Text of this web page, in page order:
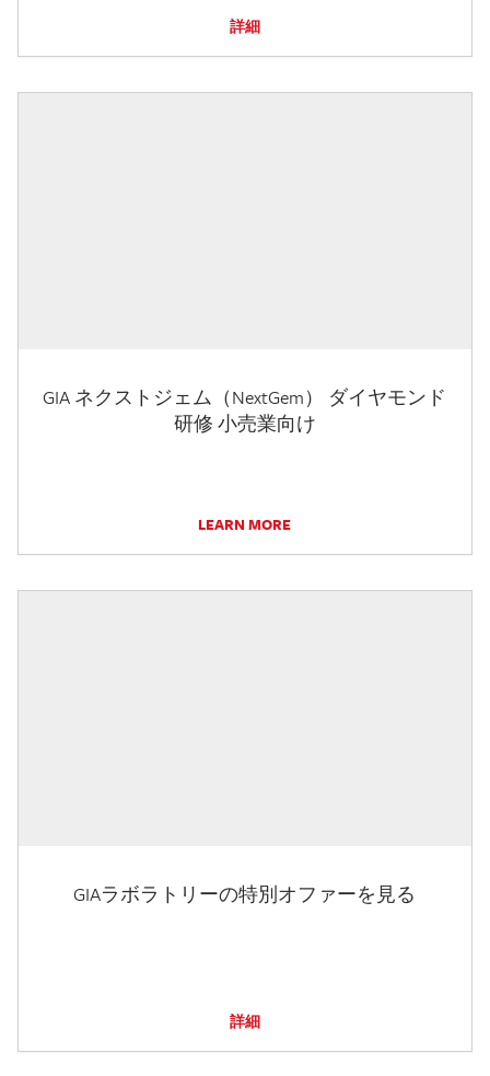
詳細
GIA ネクストジェム（NextGem） ダイヤモンド
研修 小売業向け
LEARN MORE
GIAラボラトリーの特別オファーを見る
詳細